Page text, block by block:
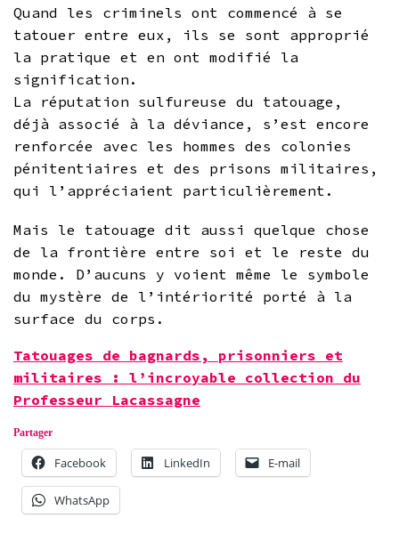
Quand les criminels ont commencé à se
tatouer entre eux, ils se sont approprié
la pratique et en ont modifié la
signification.
La réputation sulfureuse du tatouage,
déjà associé à la déviance, s’est encore
renforcée avec les hommes des colonies
pénitentiaires et des prisons militaires,
qui l’appréciaient particulièrement.
Mais le tatouage dit aussi quelque chose
de la frontière entre soi et le reste du
monde. D’aucuns y voient même le symbole
du mystère de l’intériorité porté à la
surface du corps.
Tatouages de bagnards, prisonniers et
militaires : l’incroyable collection du
Professeur Lacassagne
Partager
Facebook LinkedIn E-mail
WhatsApp